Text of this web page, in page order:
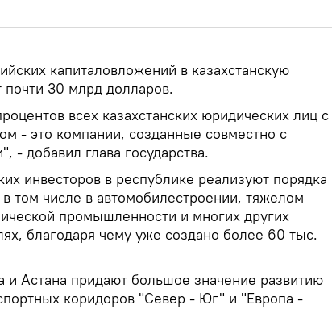
капиталовложений в казахстанскую
почти 30 млрд долларов.
всех казахстанских юридических лиц с
- это компании, созданные совместно с
- добавил глава государства.
инвесторов в республике реализуют порядка
том числе в автомобилестроении, тяжелом
промышленности и многих других
благодаря чему уже создано более 60 тыс.
Астана придают большое значение развитию
коридоров "Север - Юг" и "Европа -